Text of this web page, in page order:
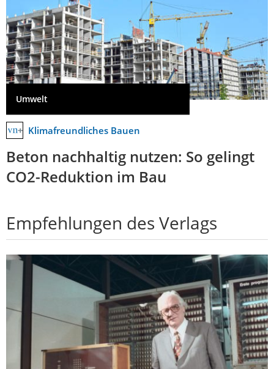
Umwelt
Klimafreundliches Bauen
Beton nachhaltig nutzen: So gelingt
CO2-Reduktion im Bau
Empfehlungen des Verlags